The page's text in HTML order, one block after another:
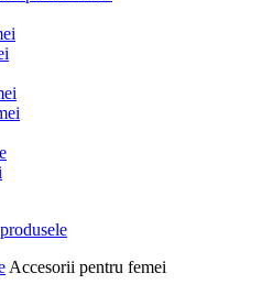
Accesorii pentru femei